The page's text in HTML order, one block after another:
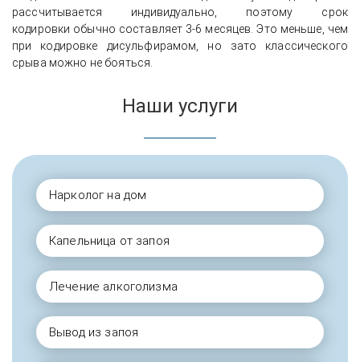
рассчитывается индивидуально, поэтому срок
кодировки обычно составляет 3-6 месяцев. Это меньше, чем
при кодировке дисульфирамом, но зато классического
срыва можно не бояться.
Наши услуги
Нарколог на дом
Капельница от запоя
Лечение алкоголизма
Вывод из запоя